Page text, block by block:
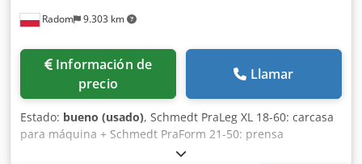
Radom 9.303 km
Información de
precio
Llamar
Estado: bueno (usado), Schmedt PraLeg XL 18-60: carcasa
para máquina + Schmedt PraForm 21-50: prensa
Fabricados en 2022. Schmedt PraLeg XL 18-60: máquina